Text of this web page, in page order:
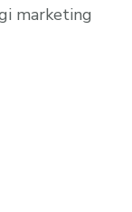
marketing